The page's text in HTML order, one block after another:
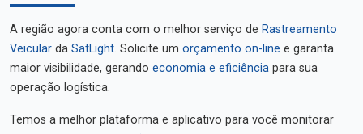
A região agora conta com o melhor serviço de Rastreamento
Veicular da SatLight. Solicite um orçamento on-line e garanta
maior visibilidade, gerando economia e eficiência para sua
operação logística.
Temos a melhor plataforma e aplicativo para você monitorar